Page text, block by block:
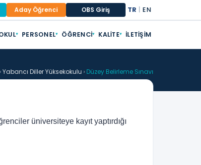
Aday Öğrenci OBS Giriş TR | EN
▾ PERSONEL▾ ÖĞRENCI▾ KALITE▾ İLETIŞIM
›Yabancı Diller Yüksekokulu › Düzey Belirleme Sınavı
üniversiteye kayıt yaptırdığı